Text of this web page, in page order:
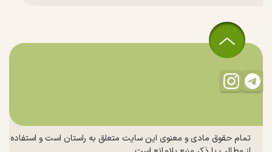
تمام حقوق مادی و معنوی این سایت متعلق به راستان است و استفاده